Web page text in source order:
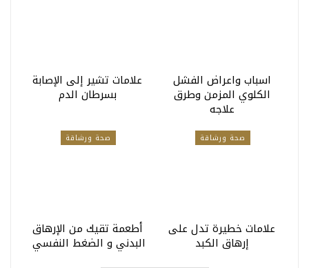
اسباب واعراض الفشل
الكلوي المزمن وطرق
علاجه
علامات تشير إلى الإصابة
بسرطان الدم
صحة ورشاقة
علامات خطيرة تدل على
إرهاق الكبد
صحة ورشاقة
أطعمة تقيك من الإرهاق
البدني و الضغط النفسي